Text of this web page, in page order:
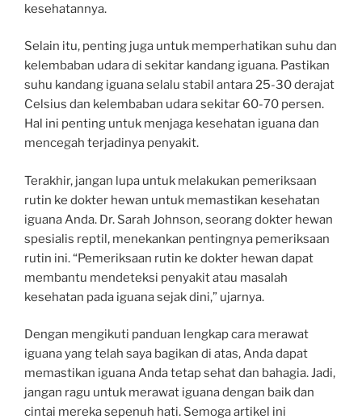
kesehatannya.
Selain itu, penting juga untuk memperhatikan suhu dan
kelembaban udara di sekitar kandang iguana. Pastikan
suhu kandang iguana selalu stabil antara 25-30 derajat
Celsius dan kelembaban udara sekitar 60-70 persen.
Hal ini penting untuk menjaga kesehatan iguana dan
mencegah terjadinya penyakit.
Terakhir, jangan lupa untuk melakukan pemeriksaan
rutin ke dokter hewan untuk memastikan kesehatan
iguana Anda. Dr. Sarah Johnson, seorang dokter hewan
spesialis reptil, menekankan pentingnya pemeriksaan
rutin ini. “Pemeriksaan rutin ke dokter hewan dapat
membantu mendeteksi penyakit atau masalah
kesehatan pada iguana sejak dini,” ujarnya.
Dengan mengikuti panduan lengkap cara merawat
iguana yang telah saya bagikan di atas, Anda dapat
memastikan iguana Anda tetap sehat dan bahagia. Jadi,
jangan ragu untuk merawat iguana dengan baik dan
cintai mereka sepenuh hati. Semoga artikel ini